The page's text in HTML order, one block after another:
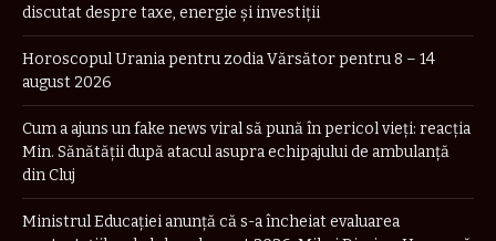
discutat despre taxe, energie și investiții
Horoscopul Urania pentru zodia Vărsător pentru 8 – 14
august 2026
Cum a ajuns un fake news viral să pună în pericol vieți: reacția
Min. Sănătății după atacul asupra echipajului de ambulanță
din Cluj
Ministrul Educației anunță că s-a încheiat evaluarea